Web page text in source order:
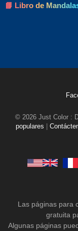
📘 Libro de
© 2026 Just Color :
populares
Las páginas para
gratuita
Algunas páginas